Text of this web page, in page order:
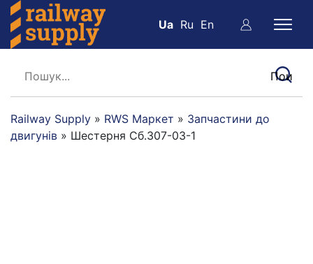
Ua Ru En
Railway Supply » RWS Маркет » Запчастини до
двигунів » Шестерня Сб.307-03-1